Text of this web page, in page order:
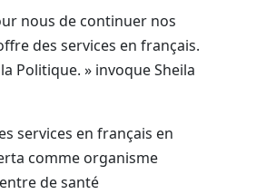
nous de continuer nos
des services en français.
Politique. » invoque Sheila
services en français en
comme organisme
de santé